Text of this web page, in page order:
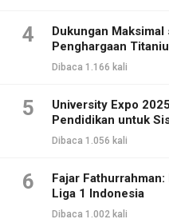
4
Dukungan Maksimal
Penghargaan
Dibaca 1.166 kali
5
University Expo
Pendidikan untuk
Dibaca 1.056 kali
6
Fajar
Liga 1 Indonesia
Dibaca 1.002 kali